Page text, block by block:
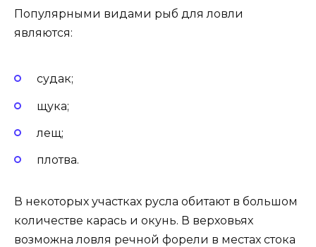
Популярными видами рыб для ловли
являются:
судак;
щука;
лещ;
плотва.
В некоторых участках русла обитают в большом
количестве карась и окунь. В верховьях
возможна ловля речной форели в местах стока